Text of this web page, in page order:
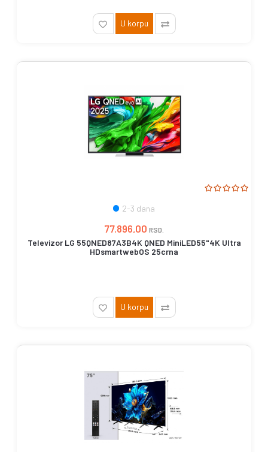
U korpu
2-3 dana
77.896,00 RSD.
Televizor LG 55QNED87A3B4K QNED MiniLED55"4K Ultra
HDsmartwebOS 25crna
U korpu